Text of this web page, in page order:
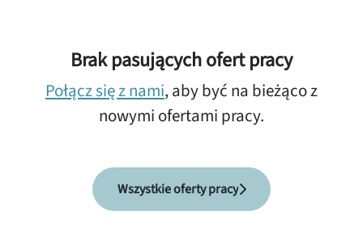
Brak pasujących ofert pracy
Połącz się z nami, aby być na bieżąco z
nowymi ofertami pracy.
Wszystkie oferty pracy